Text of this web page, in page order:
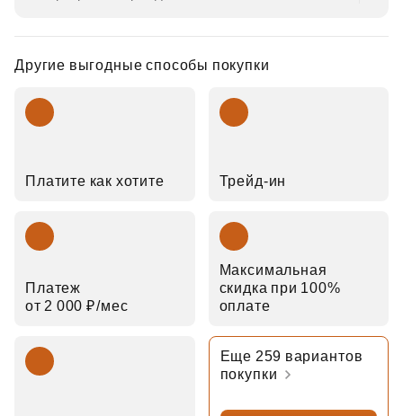
Другие выгодные способы покупки
Платите как хотите Трейд‑ин
Платеж
от 2 000 ₽⁠/⁠мес
Максимальная
скидка при 100%
оплате
Еще 259 вариантов
покупки